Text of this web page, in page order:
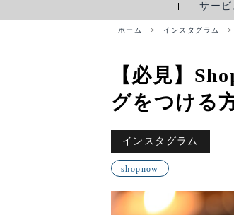
サー
ホーム > インスタグラム >
【必見】
グをつける
インスタグラム
shopnow